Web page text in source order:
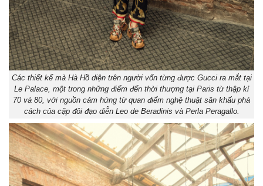
Các thiết kế mà Hà Hồ diện trên người vốn từng được Gucci ra mắt tại
Le Palace, một trong những điểm đến thời thượng tại Paris từ thập kỉ
70 và 80, với nguồn cảm hứng từ quan điểm nghệ thuật sân khấu phá
cách của cặp đôi đạo diễn Leo de Beradinis và Perla Peragallo.